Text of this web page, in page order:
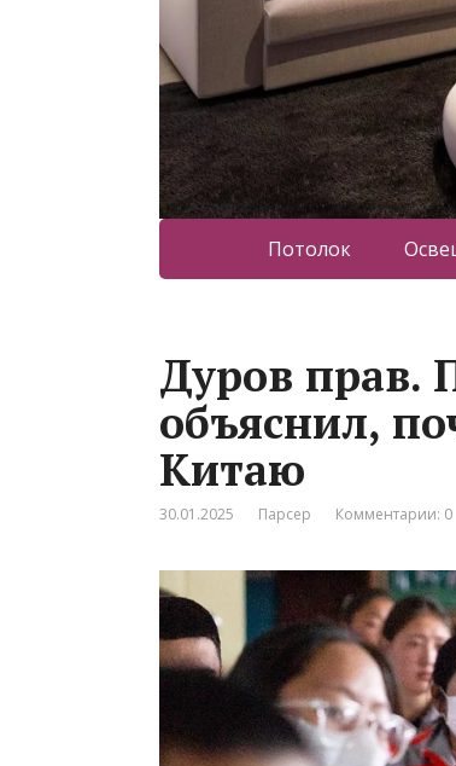
Потолок
Дуров прав.
объяснил,
Китаю
30.01.2025 Парсер Комментарии: 0